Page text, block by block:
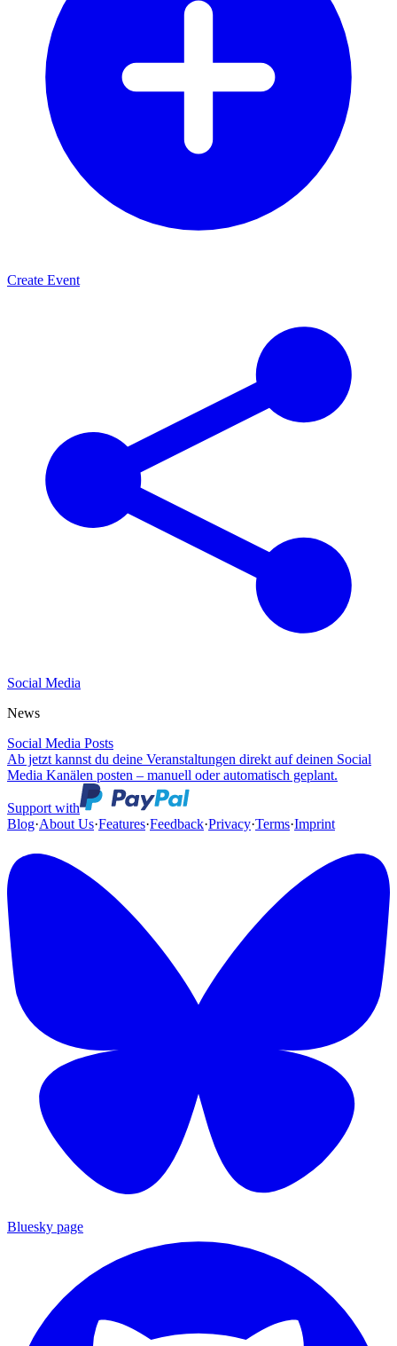
Create Event
Social Media
News
Social Media Posts
Ab jetzt kannst du deine Veranstaltungen direkt auf deinen Social
Media Kanälen posten – manuell oder automatisch geplant.
Support with
Blog·About Us·Features·Feedback·Privacy·Terms·Imprint
Bluesky page